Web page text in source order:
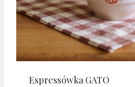
Espressówka GATO